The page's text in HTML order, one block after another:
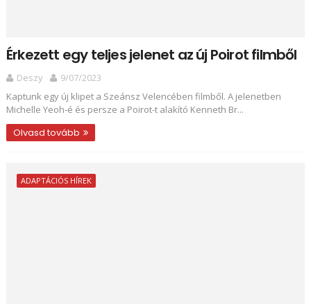
Érkezett egy teljes jelenet az új Poirot filmből
Deszy
9/07/2023
Kaptunk egy új klipet a Szeánsz Velencében filmből. A jelenetben
Michelle Yeoh-é és persze a Poirot-t alakító Kenneth Br...
Olvasd tovább
ADAPTÁCIÓS HÍREK